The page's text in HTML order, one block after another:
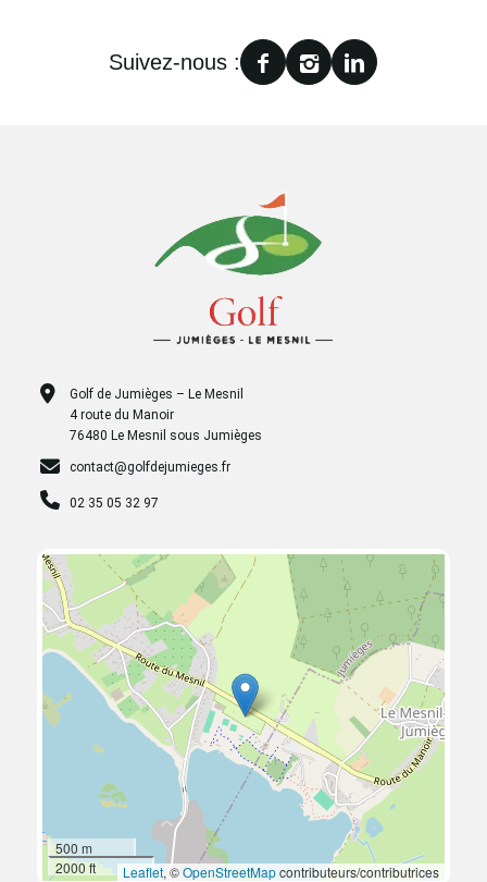
Suivez-nous :
Golf de Jumièges – Le Mesnil
4 route du Manoir
76480 Le Mesnil sous Jumièges
contact@golfdejumieges.fr
02 35 05 32 97
500 m
2000 ft
Leaflet, ©OpenStreetMapcontributeurs/contributrices